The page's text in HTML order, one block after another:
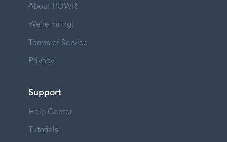
About POWR
We're hiring!
Terms of Service
Privacy
Support
Help Center
Tutorials